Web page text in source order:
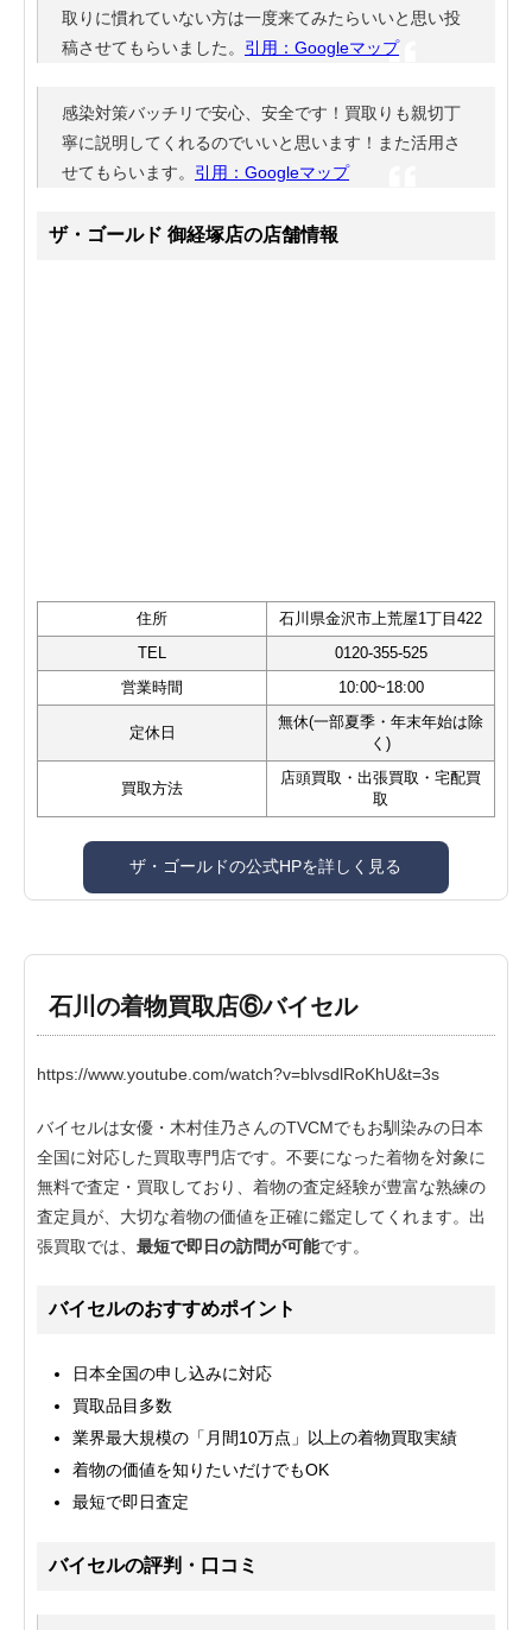
取りに慣れていない方は一度来てみたらいいと思い投
稿させてもらいました。 引用：Googleマップ
感染対策バッチリで安心、安全です！買取りも親切丁
寧に説明してくれるのでいいと思います！また活用さ
せてもらいます。 引用：Googleマップ
ザ・ゴールド 御経塚店の店舗情報
住所
石川県金沢市上荒屋1丁目422
TEL
0120-355-525
営業時間
10:00~18:00
定休日
無休(一部夏季・年末年始は除
く)
買取方法
店頭買取・出張買取・宅配買
取
ザ・ゴールドの公式HPを詳しく見る
石川の着物買取店⑥バイセル
https://www.youtube.com/watch?v=blvsdlRoKhU&t=3s
バイセルは女優・木村佳乃さんのTVCMでもお馴染みの日本
全国に対応した買取専門店です。不要になった着物を対象に
無料で査定・買取しており、着物の査定経験が豊富な熟練の
査定員が、大切な着物の価値を正確に鑑定してくれます。出
張買取では、 最短で即日の訪問が可能です。
バイセルのおすすめポイント
日本全国の申し込みに対応
買取品目多数
業界最大規模の「月間10万点」以上の着物買取実績
着物の価値を知りたいだけでもOK
最短で即日査定
バイセルの評判・口コミ